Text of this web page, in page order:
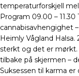
temperaturforskjell
Program 09.00 –
cannabisavhengighet
Heimly Vågland
sterkt og det er
tilbake på skjermen –
Suksessen til karma